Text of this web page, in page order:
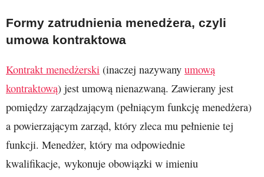
Formy zatrudnienia menedżera, czyli
umowa kontraktowa
Kontrakt menedżerski (inaczej nazywany umową
kontraktową) jest umową nienazwaną. Zawierany jest
pomiędzy zarządzającym (pełniącym funkcję menedżera)
a powierzającym zarząd, który zleca mu pełnienie tej
funkcji. Menedżer, który ma odpowiednie
kwalifikacje, wykonuje obowiązki w imieniu